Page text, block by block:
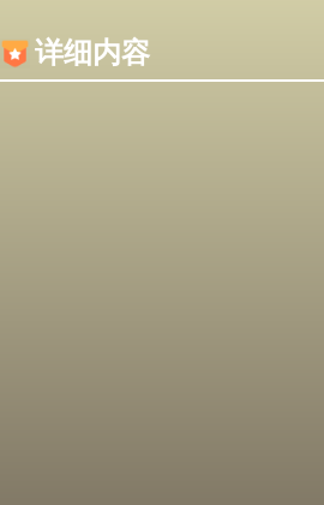
详细内容